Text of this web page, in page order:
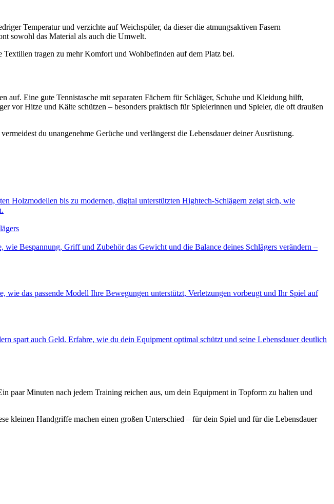
Temperatur und verzichte auf Weichspüler, da dieser die atmungsaktiven Fasern
sowohl das Material als auch die Umwelt.
tragen zu mehr Komfort und Wohlbefinden auf dem Platz bei.
auf. Eine gute Tennistasche mit separaten Fächern für Schläger, Schuhe und Kleidung hilft,
vor Hitze und Kälte schützen – besonders praktisch für Spielerinnen und Spieler, die oft draußen
du unangenehme Gerüche und verlängerst die Lebensdauer deiner Ausrüstung.
Holzmodellen bis zu modernen, digital unterstützten Hightech-Schlägern zeigt sich, wie
Bespannung, Griff und Zubehör das Gewicht und die Balance deines Schlägers verändern –
das passende Modell Ihre Bewegungen unterstützt, Verletzungen vorbeugt und Ihr Spiel auf
spart auch Geld. Erfahre, wie du dein Equipment optimal schützt und seine Lebensdauer deutlich
paar Minuten nach jedem Training reichen aus, um dein Equipment in Topform zu halten und
kleinen Handgriffe machen einen großen Unterschied – für dein Spiel und für die Lebensdauer